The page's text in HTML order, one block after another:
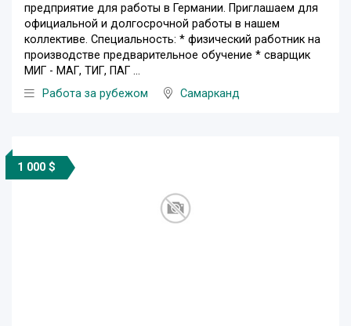
предприятие для работы в Германии. Приглашаем для
официальной и долгосрочной работы в нашем
коллективе. Специальность: * физический работник на
производстве предварительное обучение * сварщик
МИГ - МАГ, ТИГ, ПАГ ...
Работа за рубежом
Самарканд
1 000 $